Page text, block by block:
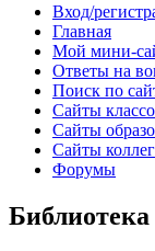
Вход/
Главная
Мой мини-
Ответы на
Поиск по
Сайты
Сайты
Сайты коллег
Форумы
Библиотека